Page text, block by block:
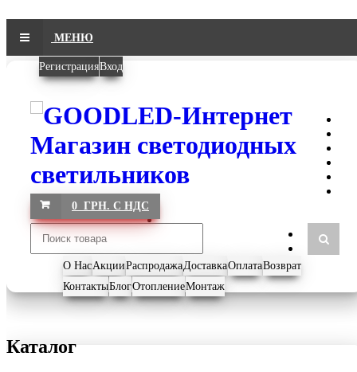
МЕНЮ
РегистрацияВход
0 ГРН. С НДС
О НасАкцииРаспродажаДоставкаОплатаВозврат
КонтактыБлогОтоплениеМонтаж
Каталог